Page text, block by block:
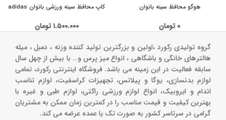
هوگو محافظ سینه بانوان
۰ تومان
کاپ محافظ سینه ورزشی بانوان adidas
۱.۵۰۰.۰۰۰ تومان
گروه تولیدی رکورد ،اولین و بزرگترین تولید کننده وزنه ، دمبل ، میله
هالترهای خانگی و باشگاهی ، انواع میز پرس و‌… با بیش از چهل سال
سابقه فعالیت در این زمینه می باشد. فروشگاه اینترنتی رکورد، تمامی
لوازم بدنسازی، یوگا و پیلاتس، تجهیزات کراسفیت، لوازم تناسب
اندام و ایروبیک، انواع لوازم ورزشی راکتی، لوازم طبی و غیره با
بهترین کیفیت و قیمت مناسب را در کمترین زمان ممکن به مشتریان
گرامی در سرتاسر کشور به صورت تک یا عمده عرضه می کند.